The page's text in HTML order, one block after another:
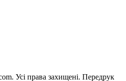
Усi права захищенi. Передрук